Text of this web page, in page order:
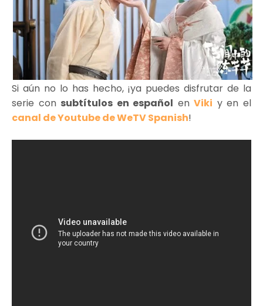
Si aún no lo has hecho, ¡ya puedes disfrutar de la
serie con subtítulos en español enViki y en el
canal de Youtube de WeTV Spanish!